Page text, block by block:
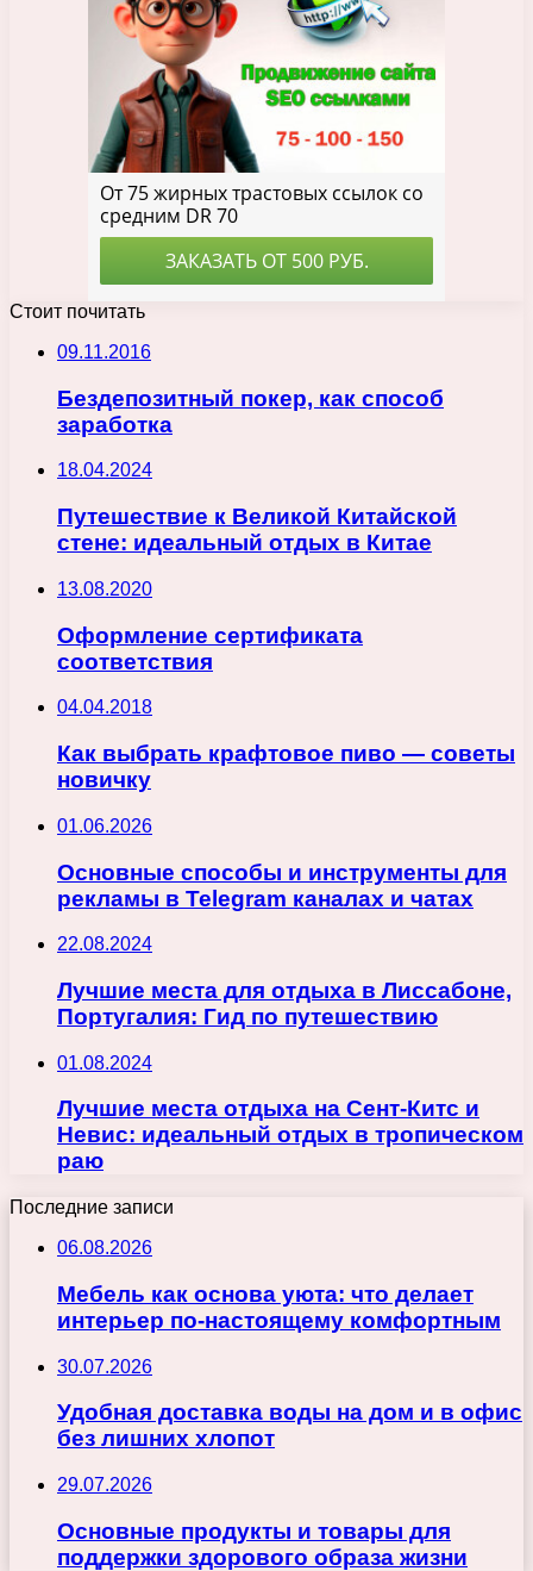
Стоит почитать
09.11.2016
Бездепозитный покер, как способ
заработка
18.04.2024
Путешествие к Великой Китайской
стене: идеальный отдых в Китае
13.08.2020
Оформление сертификата
соответствия
04.04.2018
Как выбрать крафтовое пиво — советы
новичку
01.06.2026
Основные способы и инструменты для
рекламы в Telegram каналах и чатах
22.08.2024
Лучшие места для отдыха в Лиссабоне,
Португалия: Гид по путешествию
01.08.2024
Лучшие места отдыха на Сент-Китс и
Невис: идеальный отдых в тропическом
раю
Последние записи
06.08.2026
Мебель как основа уюта: что делает
интерьер по-настоящему комфортным
30.07.2026
Удобная доставка воды на дом и в офис
без лишних хлопот
29.07.2026
Основные продукты и товары для
поддержки здорового образа жизни